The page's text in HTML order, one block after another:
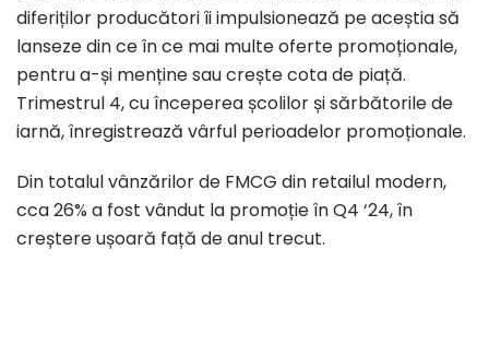
diferiților producători îi impulsionează pe aceștia să
lanseze din ce în ce mai multe oferte promoționale,
pentru a-și menține sau crește cota de piață.
Trimestrul 4, cu începerea școlilor și sărbătorile de
iarnă, înregistrează vârful perioadelor promoționale.
Din totalul vânzărilor de FMCG din retailul modern,
cca 26% a fost vândut la promoție în Q4 ‘24, în
creștere ușoară față de anul trecut.